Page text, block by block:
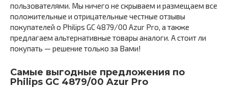
пользователями. Мы ничего не скрываем и размещаем все
положительные и отрицательные честные отзывы
покупателей о Philips GC 4879/00 Azur Pro, а также
предлагаем альтернативные товары аналоги. А стоит ли
покупать — решение только за Вами!
Самые выгодные предложения по
Philips GC 4879/00 Azur Pro